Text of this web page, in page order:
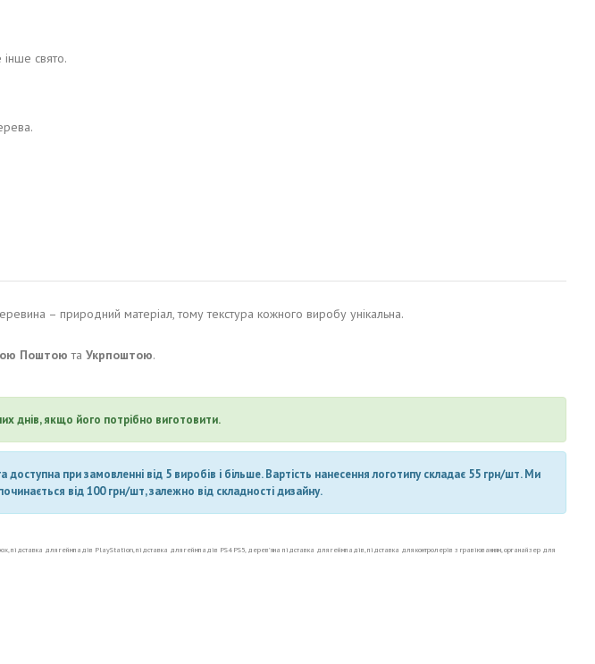
свято.
– природний матеріал, тому текстура кожного виробу унікальна.
Поштою та Укрпоштою.
днів, якщо його потрібно виготовити.
при замовленні від 5 виробів і більше. Вартість нанесення логотипу складає 55 грн/шт. Ми
від 100 грн/шт, залежно від складності дизайну.
підставка для геймпадів PlayStation, підставка для геймпадів PS4 PS5, дерев’яна підставка для геймпадів, підставка для контролерів з гравіюванням, органайзер для